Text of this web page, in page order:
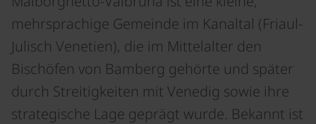
mehrsprachige Gemeinde im Kanaltal (Friaul-
Julisch Venetien), die im Mittelalter den
Bischöfen von Bamberg gehörte und später
durch Streitigkeiten mit Venedig sowie ihre
strategische Lage geprägt wurde. Bekannt ist